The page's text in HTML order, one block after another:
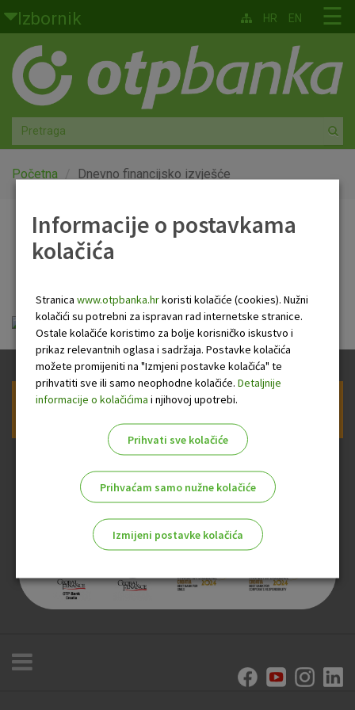
Skoči na glavni sadržaj
Izbornik
Građani
Privatno bankarstvo
Agro
Mala poduzeća i obrtnici
Globalna tržišta
O nama
☰
HR EN
Početna Dnevno financijsko izvješće
Dnevno financijsko
Dnevno financijsko izvješće.pdf
Prijava na newsletter OTP banke
Informacije o postavkama
kolačića
Stranica www.otpbanka.hrkoristi kolačiće (cookies). Nužni
kolačići su potrebni za ispravan rad internetske stranice.
Ostale kolačiće koristimo za bolje korisničko iskustvo i
prikaz relevantnih oglasa i sadržaja. Postavke kolačića
možete promijeniti na "Izmjeni postavke kolačića" te
prihvatiti sve ili samo neophodne kolačiće. Detaljnije
informacije o kolačićima i njihovoj upotrebi.
Prihvati sve kolačiće
Prihvaćam samo nužne kolačiće
Izmijeni postavke kolačića